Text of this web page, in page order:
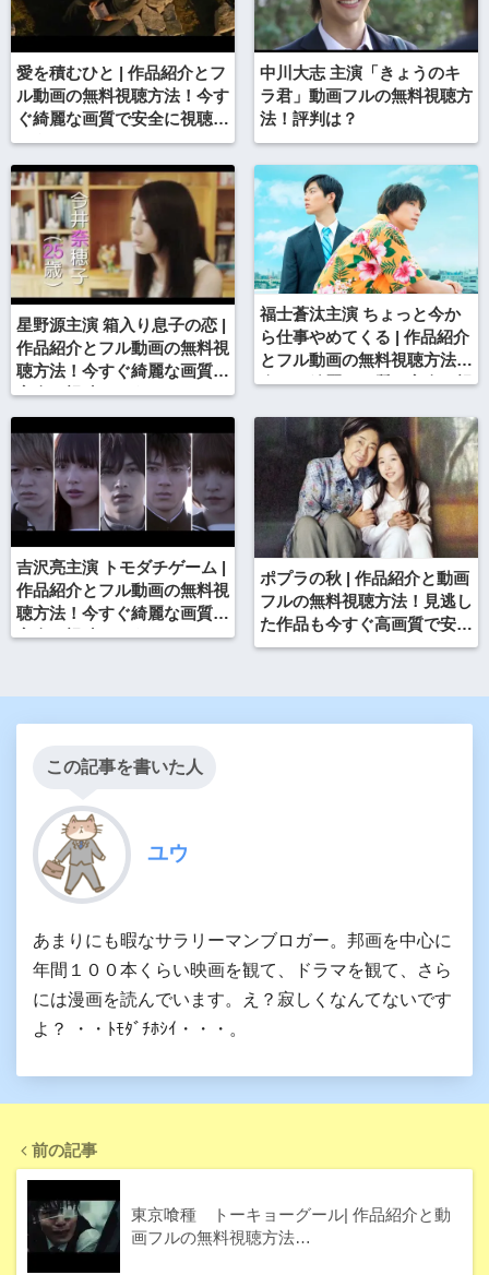
愛を積むひと | 作品紹介とフ
ル動画の無料視聴方法！今す
ぐ綺麗な画質で安全に視聴し
よう！
中川大志 主演「きょうのキ
ラ君」動画フルの無料視聴方
法！評判は？
星野源主演 箱入り息子の恋 |
作品紹介とフル動画の無料視
聴方法！今すぐ綺麗な画質で
安全に視聴しよう！
福士蒼汰主演 ちょっと今か
ら仕事やめてくる | 作品紹介
とフル動画の無料視聴方法！
今すぐ綺麗な画質で安全に視
吉沢亮主演 トモダチゲーム |
作品紹介とフル動画の無料視
聴方法！今すぐ綺麗な画質で
安全に視聴しよう！
ポプラの秋 | 作品紹介と動画
フルの無料視聴方法！見逃し
た作品も今すぐ高画質で安全
に観れる！
この記事を書いた人
ユウ
あまりにも暇なサラリーマンブロガー。邦画を中心に
年間１００本くらい映画を観て、ドラマを観て、さら
には漫画を読んでいます。え？寂しくなんてないです
よ？ ・・ﾄﾓﾀﾞﾁﾎｼｲ・・・。
前の記事
東京喰種 トーキョーグール| 作品紹介と動
画フルの無料視聴方法…